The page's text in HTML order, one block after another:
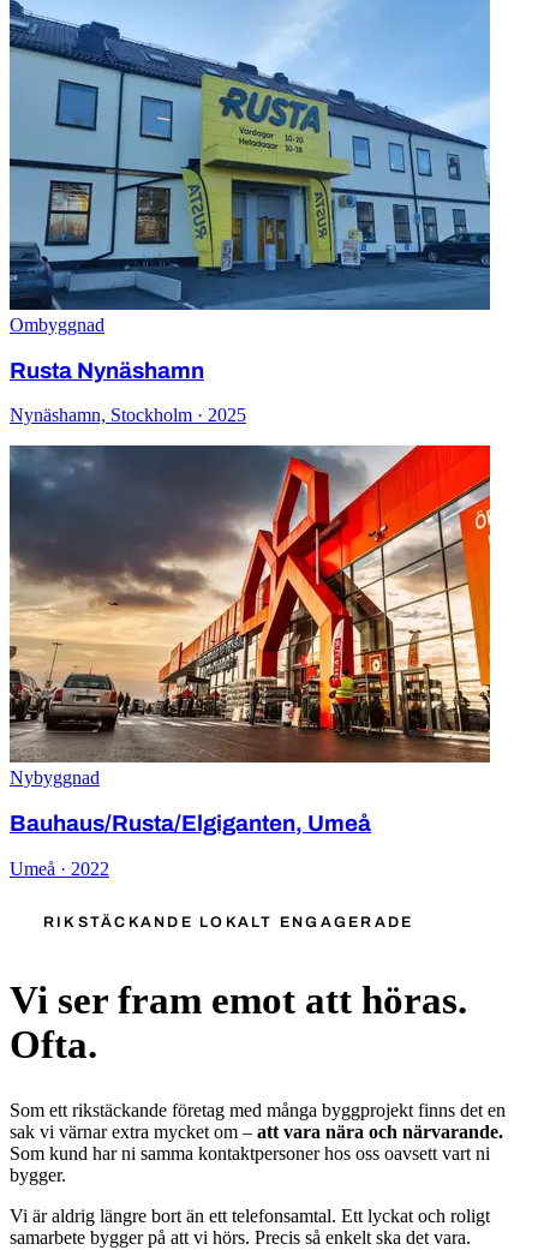
Ombyggnad
Rusta Nynäshamn
Nynäshamn, Stockholm · 2025
Nybyggnad
Bauhaus/Rusta/Elgiganten, Umeå
Umeå · 2022
RIKSTÄCKANDE LOKALT ENGAGERADE
Vi ser fram emot att höras.
Ofta.
Som ett rikstäckande företag med många byggprojekt finns det en
sak vi värnar extra mycket om – att vara nära och närvarande.
Som kund har ni samma kontaktpersoner hos oss oavsett vart ni
bygger.
Vi är aldrig längre bort än ett telefonsamtal. Ett lyckat och roligt
samarbete bygger på att vi hörs. Precis så enkelt ska det vara.